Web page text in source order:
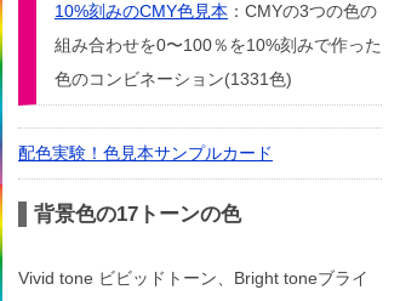
10%刻みのCMY色見本 ：CMYの3つの色の
組み合わせを0〜100％を10%刻みで作った
色のコンビネーション(1331色)
配色実験！色見本サンプルカード
背景色の17トーンの色
Vivid tone ビビッドトーン、Bright toneブライ